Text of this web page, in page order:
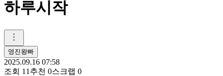
하루시작
영진왕빠
2025.09.16 07:58
조회 11 추천 0스크랩 0